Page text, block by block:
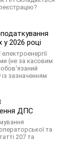
2026 році
(не за касовим
зазначенням
ДПС
та
207 та